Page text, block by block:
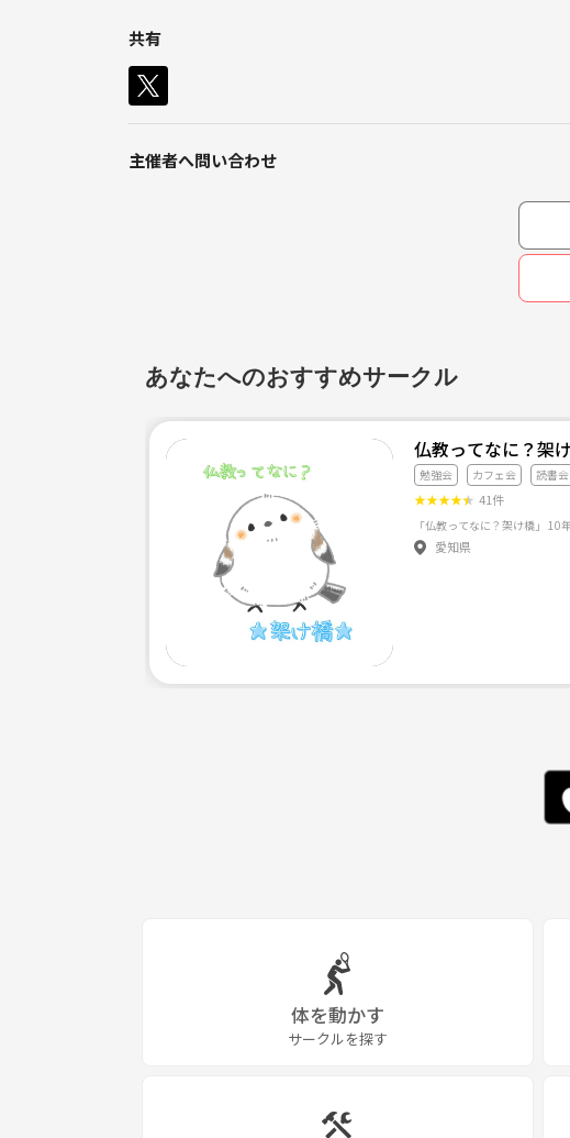
共有
主催者へ問い合わせ
あなたへのおすすめサークル
仏教ってなに？架
勉強会 カフェ会 読書会
★★★★★ 41件
愛知県
体を動かす
サークルを探す